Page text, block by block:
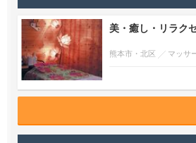
美・癒し・リラク
熊本市・北区 マッサ